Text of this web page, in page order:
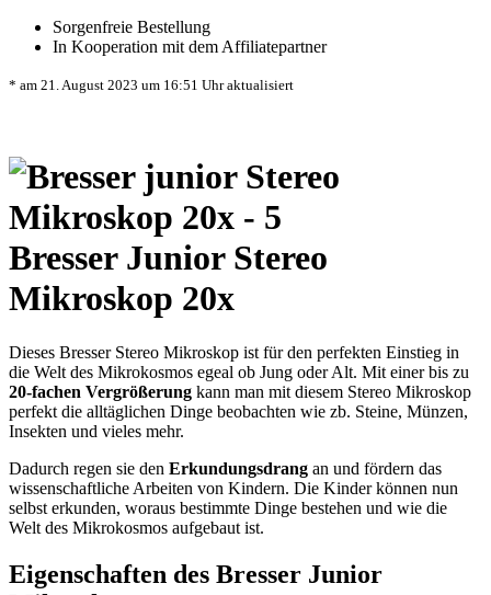
Sorgenfreie Bestellung
In Kooperation mit dem Affiliatepartner
* am 21. August 2023 um 16:51 Uhr aktualisiert
Bresser Junior Stereo
Mikroskop 20x
Dieses Bresser Stereo Mikroskop ist für den perfekten Einstieg in
die Welt des Mikrokosmos egeal ob Jung oder Alt. Mit einer bis zu
20-fachen Vergrößerung kann man mit diesem Stereo Mikroskop
perfekt die alltäglichen Dinge beobachten wie zb. Steine, Münzen,
Insekten und vieles mehr.
Dadurch regen sie den Erkundungsdrang an und fördern das
wissenschaftliche Arbeiten von Kindern. Die Kinder können nun
selbst erkunden, woraus bestimmte Dinge bestehen und wie die
Welt des Mikrokosmos aufgebaut ist.
Eigenschaften des Bresser Junior